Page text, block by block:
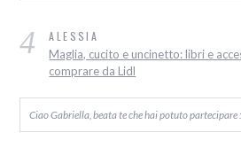
4 ALESSIA
Maglia, cucito e uncinetto: libri e
comprare da Lidl
Ciao Gabriella, beata te che hai potuto partecipare